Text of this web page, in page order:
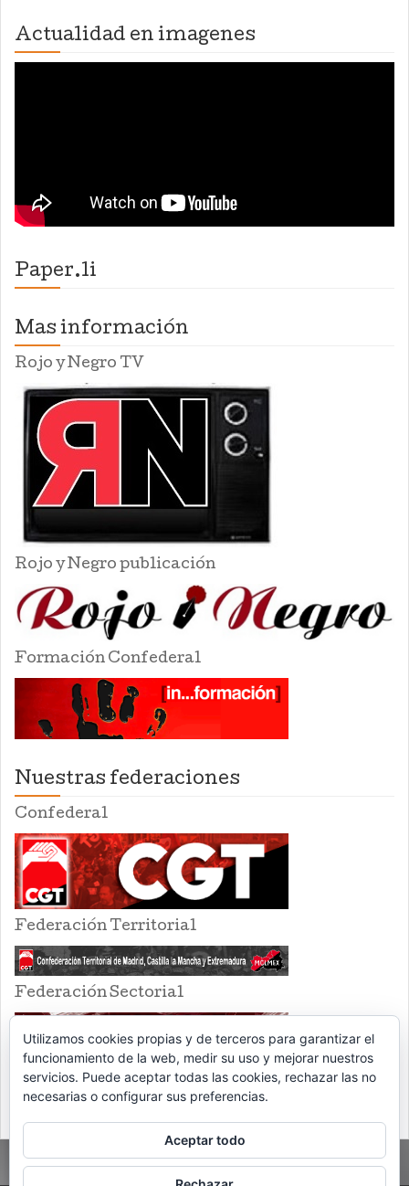
Actualidad en imagenes
Paper.li
Mas información
Rojo y Negro TV
Rojo y Negro publicación
Formación Confederal
Nuestras federaciones
Confederal
Federación Territorial
Federación Sectorial
Utilizamos cookies propias y de terceros para garantizar el
funcionamiento de la web, medir su uso y mejorar nuestros
servicios. Puede aceptar todas las cookies, rechazar las no
necesarias o configurar sus preferencias.
Aceptar todo